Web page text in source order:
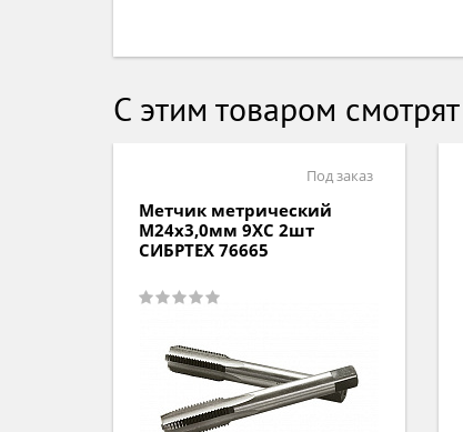
С этим товаром смотрят
Под заказ
Метчик метрический
М24х3,0мм 9ХС 2шт
СИБРТЕХ 76665